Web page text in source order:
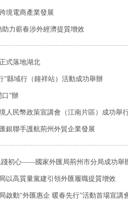
境電商產業發展
力蘄春涉外經濟提質增效
式落地湖北
”縣域行（鐘祥站）活動成功舉辦
”辦
人民幣政策宣講會（江南片區）成功舉
聯手護航荊州外貿企業發展
初心——國家外匯局荊州市分局成功舉
以高質量黨建引領外匯履職提質增效
啟動“外匯惠企 暖春先行”活動首場宣講